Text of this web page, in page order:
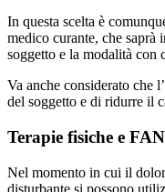
In questa scelta è
medico curante, che saprà
soggetto e la modalità con
Va anche considerato che
del soggetto e di ridurre il
Terapie fisiche e
Nel momento in cui il
disturbante si possono